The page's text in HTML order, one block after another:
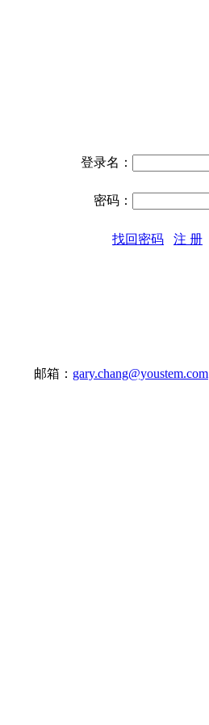
登录名：
密码：
找回密码 注 册
邮箱： gary.chang@youstem.com